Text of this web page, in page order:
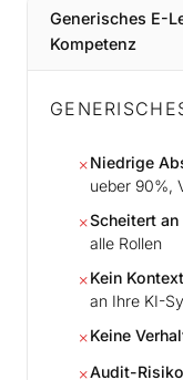
Generisches E-
Kompetenz
✗Niedrige
ueber 90%,
✗Scheitert
alle Rollen
✗Kein
an Ihre KI-
✗Keine
✗Audit-Risiko